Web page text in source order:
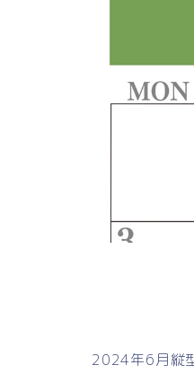
2024年6月縦